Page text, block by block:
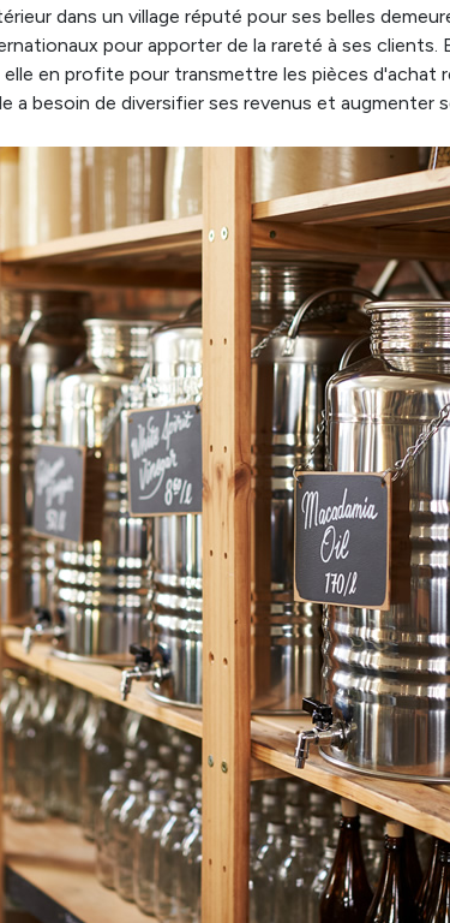
dans un village réputé pour ses belles
pour apporter de la rareté à ses clients.
elle en profite pour transmettre les pièces
a besoin de diversifier ses revenus et